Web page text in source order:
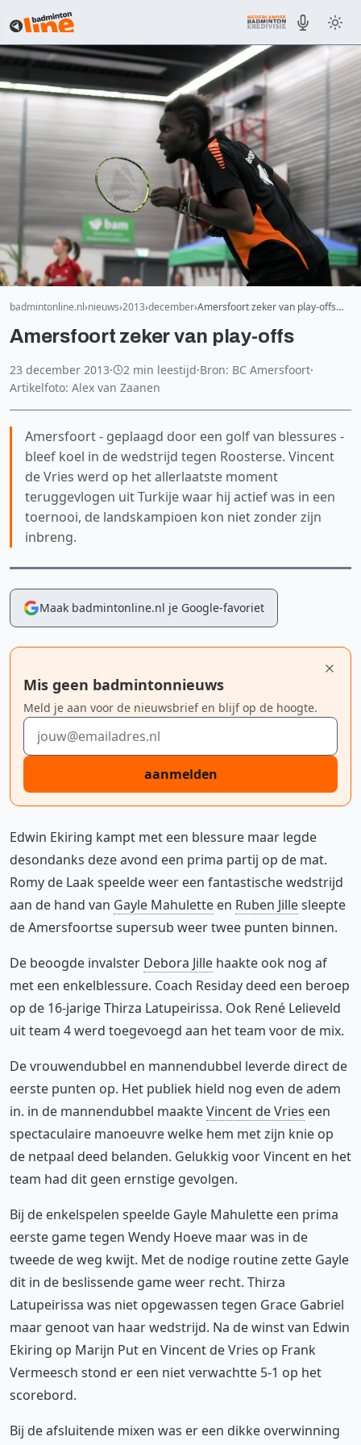
badmintonline.nl nieuws 2013 december Amersfoort zeker van play-offs…
Amersfoort zeker van play-offs
23 december 2013· 2 min leestijd·Bron: BC Amersfoort·
Artikelfoto: Alex van Zaanen
Amersfoort - geplaagd door een golf van blessures -
bleef koel in de wedstrijd tegen Roosterse. Vincent
de Vries werd op het allerlaatste moment
teruggevlogen uit Turkije waar hij actief was in een
toernooi, de landskampioen kon niet zonder zijn
inbreng.
Maak badmintonline.nl je Google-favoriet
Mis geen badmintonnieuws
Meld je aan voor de nieuwsbrief en blijf op de hoogte.
E-mailadres
aanmelden
Edwin Ekiring kampt met een blessure maar legde
desondanks deze avond een prima partij op de mat.
Romy de Laak speelde weer een fantastische wedstrijd
aan de hand van Gayle Mahulette en Ruben Jillesleepte
de Amersfoortse supersub weer twee punten binnen.
De beoogde invalster Debora Jille haakte ook nog af
met een enkelblessure. Coach Residay deed een beroep
op de 16-jarige Thirza Latupeirissa. Ook René Lelieveld
uit team 4 werd toegevoegd aan het team voor de mix.
De vrouwendubbel en mannendubbel leverde direct de
eerste punten op. Het publiek hield nog even de adem
in. in de mannendubbel maakteVincent de Vries een
spectaculaire manoeuvre welke hem met zijn knie op
de netpaal deed belanden. Gelukkig voor Vincent en het
team had dit geen ernstige gevolgen.
Bij de enkelspelen speelde Gayle Mahulette een prima
eerste game tegen Wendy Hoeve maar was in de
tweede de weg kwijt. Met de nodige routine zette Gayle
dit in de beslissende game weer recht. Thirza
Latupeirissa was niet opgewassen tegen Grace Gabriel
maar genoot van haar wedstrijd. Na de winst van Edwin
Ekiring op Marijn Put en Vincent de Vries op Frank
Vermeesch stond er een niet verwachtte 5-1 op het
scorebord.
Bij de afsluitende mixen was er een dikke overwinning